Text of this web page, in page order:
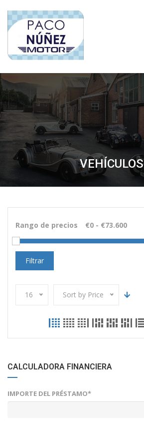
VEHÍCULOS
Rango de precios
Filtrar
16 Sort by Price
CALCULADORA FINANCIERA
IMPORTE DEL PRÉSTAMO*